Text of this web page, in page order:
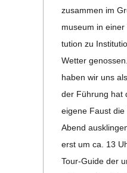
zusam­men im
mu­seum in
tu­tion zu
Wet­ter
haben wir uns
der Füh­rung hat
eigene Faust
Abend
erst um ca. 13
Tour-Guide der